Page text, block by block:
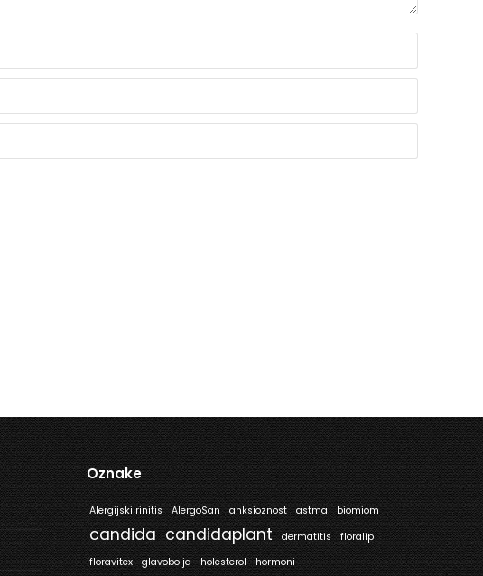
Oznake
Alergijski rinitis AlergoSan anksioznost astma biomiom
candida candidaplant dermatitis
floralip
floravitex
glavobolja holesterol hormoni